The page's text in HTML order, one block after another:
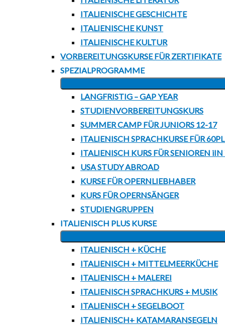
ITALIENISCHE GESCHICHTE
ITALIENISCHE KUNST
ITALIENISCHE KULTUR
VORBEREITUNGSKURSE FÜR ZERTIFIKATE
SPEZIALPROGRAMME
LANGFRISTIG – GAP YEAR
STUDIENVORBEREITUNGSKURS
SUMMER CAMP FÜR JUNIORS 12-17
ITALIENISCH SPRACHKURSE FÜR
ITALIENISCH KURS FÜR SENIOREN iIN
USA STUDY ABROAD
KURSE FÜR OPERNLIEBHABER
KURS FÜR OPERNSÄNGER
STUDIENGRUPPEN
ITALIENISCH PLUS KURSE
ITALIENISCH + KÜCHE
ITALIENISCH + MITTELMEERKÜCHE
ITALIENISCH + MALEREI
ITALIENISCH SPRACHKURS + MUSIK
ITALIENISCH + SEGELBOOT
ITALIENISCH+ KATAMARANSEGELN